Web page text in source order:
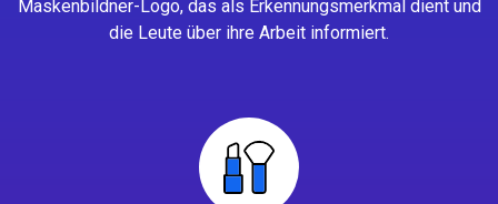
Maskenbildner-Logo, das als Erkennungsmerkmal dient und
die Leute über ihre Arbeit informiert.